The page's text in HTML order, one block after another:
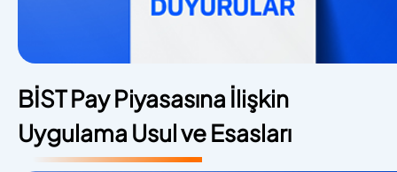
BİST Pay Piyasasına İlişkin
Uygulama Usul ve Esasları